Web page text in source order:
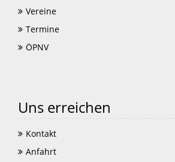
Vereine
Termine
ÖPNV
Uns erreichen
Kontakt
Anfahrt